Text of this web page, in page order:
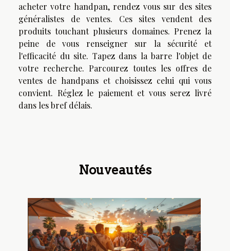
acheter votre handpan, rendez vous sur des sites
généralistes de ventes. Ces sites vendent des
produits touchant plusieurs domaines. Prenez la
peine de vous renseigner sur la sécurité et
l'efficacité du site. Tapez dans la barre l'objet de
votre recherche. Parcourez toutes les offres de
ventes de handpans et choisissez celui qui vous
convient. Réglez le paiement et vous serez livré
dans les bref délais.
Nouveautés